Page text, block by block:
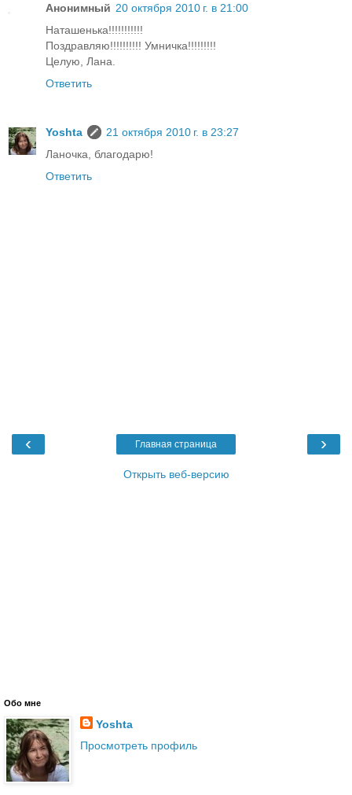
Анонимный 20 октября 2010 г. в 21:00
Наташенька!!!!!!!!!!!
Поздравляю!!!!!!!!!! Умничка!!!!!!!!!
Целую, Лана.
Ответить
Yoshta
21 октября 2010 г. в 23:27
Ланочка, благодарю!
Ответить
‹ ›
Главная страница
Открыть веб-версию
Обо мне
Yoshta
Просмотреть профиль